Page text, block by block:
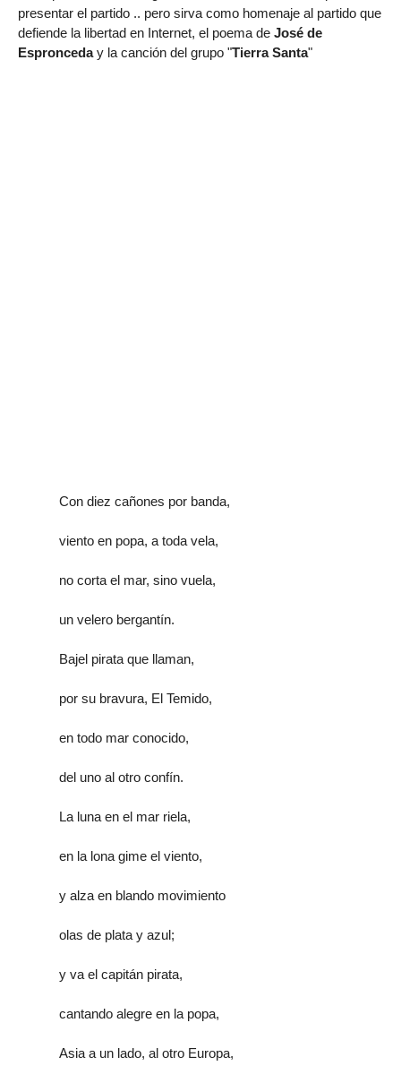
presentar el partido .. pero sirva como homenaje al partido que
defiende la libertad en Internet, el poema de José de
Espronceday la canción del grupo "Tierra Santa"
Con diez cañones por banda,
viento en popa, a toda vela,
no corta el mar, sino vuela,
un velero bergantín.
Bajel pirata que llaman,
por su bravura, El Temido,
en todo mar conocido,
del uno al otro confín.
La luna en el mar riela,
en la lona gime el viento,
y alza en blando movimiento
olas de plata y azul;
y va el capitán pirata,
cantando alegre en la popa,
Asia a un lado, al otro Europa,